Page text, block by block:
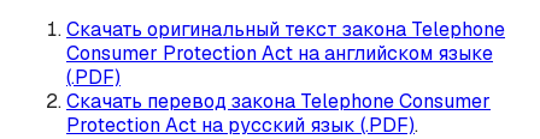
Скачать оригинальный текст закона Telephone
Consumer Protection Act на английском языке
(.PDF)
Скачать перевод закона Telephone Consumer
Protection Act на русский язык (.PDF).